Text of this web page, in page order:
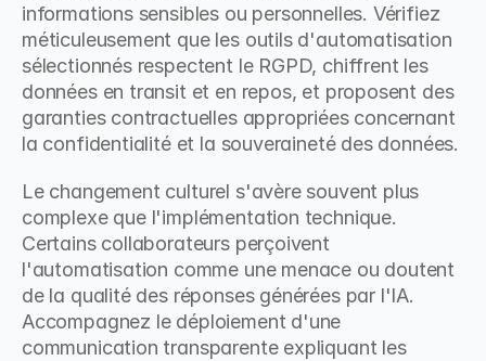
informations sensibles ou personnelles. Vérifiez
méticuleusement que les outils d'automatisation
sélectionnés respectent le RGPD, chiffrent les
données en transit et en repos, et proposent des
garanties contractuelles appropriées concernant
la confidentialité et la souveraineté des données.
Le changement culturel s'avère souvent plus
complexe que l'implémentation technique.
Certains collaborateurs perçoivent
l'automatisation comme une menace ou doutent
de la qualité des réponses générées par l'IA.
Accompagnez le déploiement d'une
communication transparente expliquant les